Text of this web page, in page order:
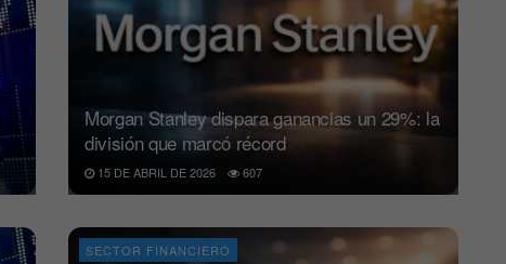
Morgan Stanley dispara ganancias un 29%: la
división que marcó récord
15 DE ABRIL DE 2026 607
SECTOR FINANCIERO